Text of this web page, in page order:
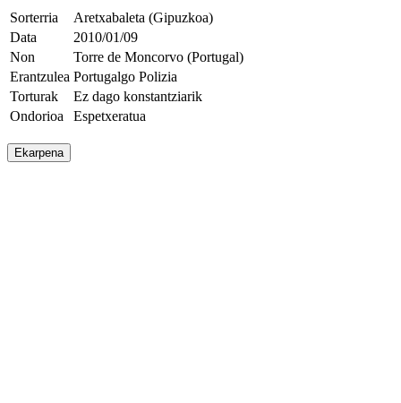
Sorterria
Aretxabaleta (Gipuzkoa)
Data
2010/01/09
Non
Torre de Moncorvo (Portugal)
Erantzulea Portugalgo Polizia
Torturak
Ez dago konstantziarik
Ondorioa
Espetxeratua